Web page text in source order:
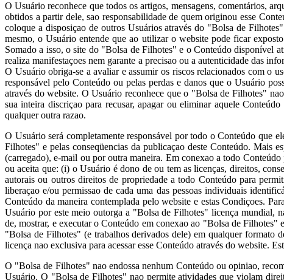
O Usuário reconhece que todos os artigos, mensagens, comentários,
obtidos a partir dele, sao responsabilidade de quem originou esse
coloque a disposiçao de outros Usuários através do "Bolsa de
mesmo, o Usuário entende que ao utilizar o website pode ficar
Somado a isso, o site do "Bolsa de Filhotes" e o Conteúdo disponível
realiza manifestaçoes nem garante a precisao ou a autenticidade das
O Usuário obriga-se a avaliar e assumir os riscos relacionados com o
responsável pelo Conteúdo ou pelas perdas e danos que o Usuário
através do website. O Usuário reconhece que o "Bolsa de Filhotes"
sua inteira discriçao para recusar, apagar ou eliminar aquele
qualquer outra razao.
O Usuário será completamente responsável por todo o Conteúdo
Filhotes" e pelas conseqüencias da publicaçao deste Conteúdo. Mais
(carregado), e-mail ou por outra maneira. Em conexao a todo
ou aceita que: (i) o Usuário é dono de ou tem as licenças, direitos,
autorais ou outros direitos de propriedade a todo Conteúdo para
liberaçao e/ou permissao de cada uma das pessoas individuais
Conteúdo da maneira contemplada pelo website e estas Condiçoes.
Usuário por este meio outorga a "Bolsa de Filhotes" licença mundial,
de, mostrar, e executar o Conteúdo em conexao ao "Bolsa de
"Bolsa de Filhotes" (e trabalhos derivados dele) em qualquer formato
licença nao exclusiva para acessar esse Conteúdo através do website.
O "Bolsa de Filhotes" nao endossa nenhum Conteúdo ou opiniao,
Usuário. O "Bolsa de Filhotes" nao permite atividades que violam